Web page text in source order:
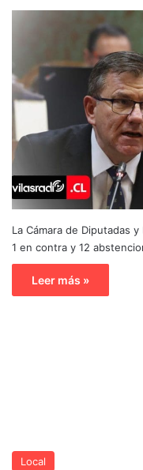
La Cámara de Diputadas
1 en contra y 12
Leer más »
Local